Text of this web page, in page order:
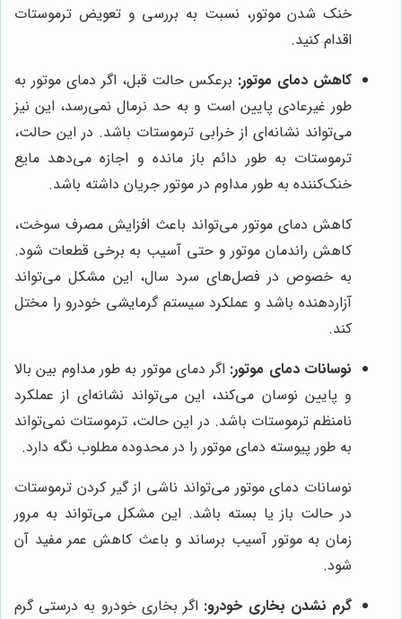
خنک شدن موتور، نسبت به بررسی و تعویض ترموستات
اقدام کنید.
کاهش دمای موتور: برعکس حالت قبل، اگر دمای موتور به
طور غیرعادی پایین است و به حد نرمال نمی‌رسد، این نیز
می‌تواند نشانه‌ای از خرابی ترموستات باشد. در این حالت،
ترموستات به طور دائم باز مانده و اجازه می‌دهد مایع
خنک‌کننده به طور مداوم در موتور جریان داشته باشد.
کاهش دمای موتور می‌تواند باعث افزایش مصرف سوخت،
کاهش راندمان موتور و حتی آسیب به برخی قطعات شود.
به خصوص در فصل‌های سرد سال، این مشکل می‌تواند
آزاردهنده باشد و عملکرد سیستم گرمایشی خودرو را مختل
کند.
نوسانات دمای موتور: اگر دمای موتور به طور مداوم بین بالا
و پایین نوسان می‌کند، این می‌تواند نشانه‌ای از عملکرد
نامنظم ترموستات باشد. در این حالت، ترموستات نمی‌تواند
به طور پیوسته دمای موتور را در محدوده مطلوب نگه دارد.
نوسانات دمای موتور می‌تواند ناشی از گیر کردن ترموستات
در حالت باز یا بسته باشد. این مشکل می‌تواند به مرور
زمان به موتور آسیب برساند و باعث کاهش عمر مفید آن
شود.
گرم نشدن بخاری خودرو: اگر بخاری خودرو به درستی گرم